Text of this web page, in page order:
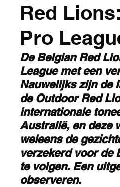
Red
Pro
De Belgian Red
League met een
Nauwelijks zijn de
de Outdoor Red
internationale
Australië, en deze
weleens de
verzekerd voor de
te volgen. Een
observeren.